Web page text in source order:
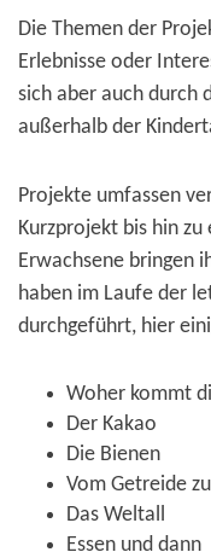
Die Themen der
Erlebnisse oder
sich aber auch durch
außerhalb der
Projekte umfassen
Kurzprojekt bis hin
Erwachsene bringen
haben im Laufe der
durchgeführt, hier
Woher kommt
Der Kakao
Die Bienen
Vom Getreide
Das Weltall
Essen und dann